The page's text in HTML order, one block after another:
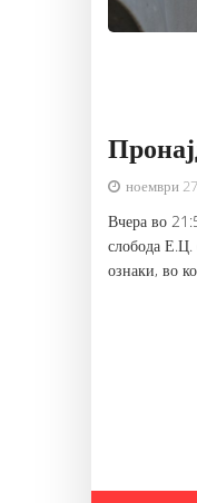
ноември
Вчера во
слобода Е.Ц.
ознаки, во